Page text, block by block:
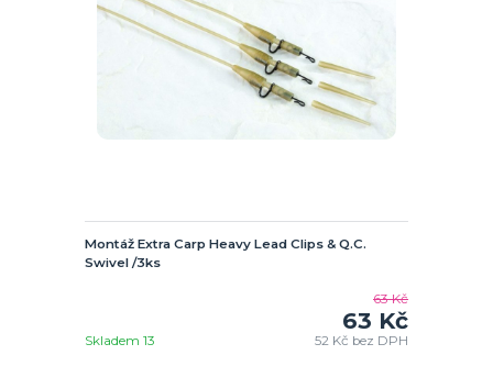
Montáž Extra Carp Heavy Lead Clips & Q.C.
Swivel /3ks
63 Kč
63 Kč
52 Kč bez DPH
Skladem 13